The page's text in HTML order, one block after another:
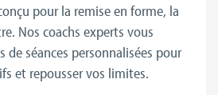
pour la remise en forme, la
Nos coachs experts vous
de séances personnalisées pour
et repousser vos limites.